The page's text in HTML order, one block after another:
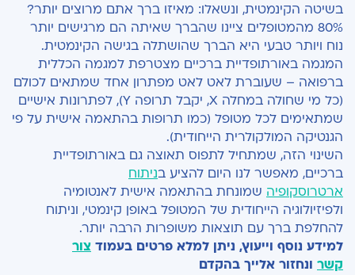
בשיטה הקינמטית, ונשאלו: מאיזו ברך אתם מרוצים יותר?
80% מהמטופלים ציינו שהברך שאיתה הם מרגישים יותר
נוח ויותר טבעי היא הברך שהושתלה בגישה הקינמטית.
המגמה באורתופדיית ברכיים מצטרפת למגמה הכללית
ברפואה – שעוברת לאט לאט מפתרון אחד שמתאים לכולם
(כל מי שחולה במחלה X, יקבל תרופה Y), לפתרונות אישיים
שמתאימים לכל מטופל (כמו תרופות בהתאמה אישית על פי
הגנטיקה המולקולרית הייחודית).
השינוי הזה, שמתחיל לתפוס תאוצה גם באורתופדיית
ברכיים, מאפשר לנו היום להציע בניתוח
ארטרוסקופיה שמונחת בהתאמה אישית לאנטומיה
ולפיזיולוגיה הייחודית של המטופל באופן קינמטי, וניתוח
להחלפת ברך עם תוצאות משופרות הרבה יותר.
למידע נוסף וייעוץ, ניתן למלא פרטים בעמוד צור
קשר ונחזור אלייך בהקדם